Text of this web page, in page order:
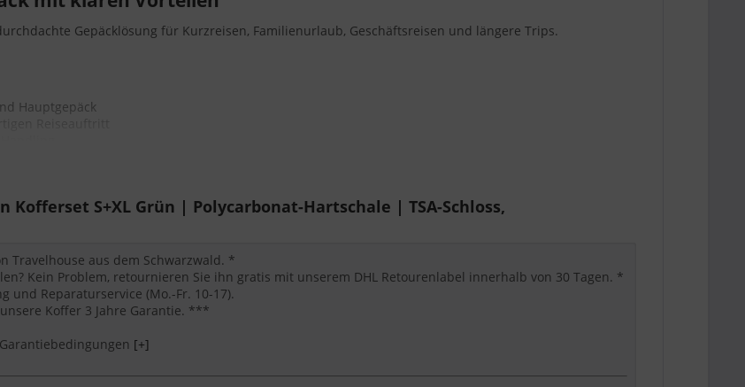
Gepäcklösung für Kurzreisen, Familienurlaub, Geschäftsreisen und längere Trips.
Hauptgepäck
S+XL Grün | Polycarbonat-Hartschale | TSA-Schloss,
Travelhouse aus dem Schwarzwald. *
Kein Problem, retournieren Sie ihn gratis mit unserem DHL Retourenlabel innerhalb von 30 Tagen. *
und Reparaturservice (Mo.-Fr. 10-17).
Koffer 3 Jahre Garantie. ***
[+]